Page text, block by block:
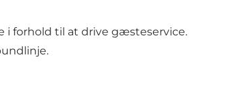
i forhold til at drive gæsteservice.